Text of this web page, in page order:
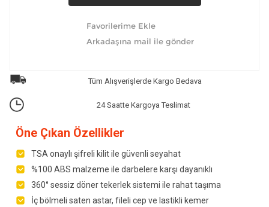
Tüm Alışverişlerde Kargo Bedava
24 Saatte Kargoya Teslimat
Öne Çıkan Özellikler
TSA onaylı şifreli kilit ile güvenli seyahat
%100 ABS malzeme ile darbelere karşı dayanıklı
360° sessiz döner tekerlek sistemi ile rahat taşıma
İç bölmeli saten astar, fileli cep ve lastikli kemer